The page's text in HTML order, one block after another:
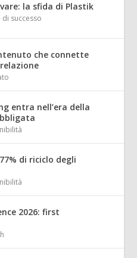
la sfida di Plastik
di successo
che connette
entra nell’era della
di riciclo degli
2026: first